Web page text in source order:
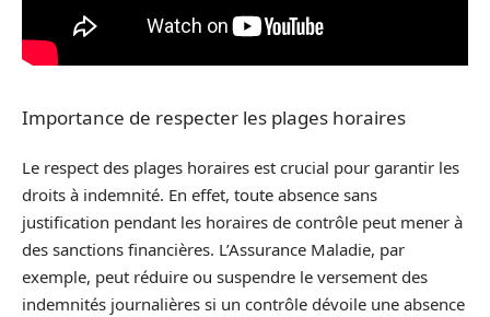
Importance de respecter les plages horaires
Le respect des plages horaires est crucial pour garantir les
droits à indemnité. En effet, toute absence sans
justification pendant les horaires de contrôle peut mener à
des sanctions financières. L’Assurance Maladie, par
exemple, peut réduire ou suspendre le versement des
indemnités journalières si un contrôle dévoile une absence